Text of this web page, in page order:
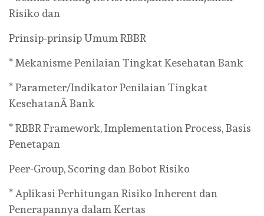
Risiko dan
Prinsip-prinsip Umum RBBR
* Mekanisme Penilaian Tingkat Kesehatan Bank
* Parameter/Indikator Penilaian Tingkat
KesehatanÂ Bank
* RBBR Framework, Implementation Process, Basis
Penetapan
Peer-Group, Scoring dan Bobot Risiko
* Aplikasi Perhitungan Risiko Inherent dan
Penerapannya dalam Kertas